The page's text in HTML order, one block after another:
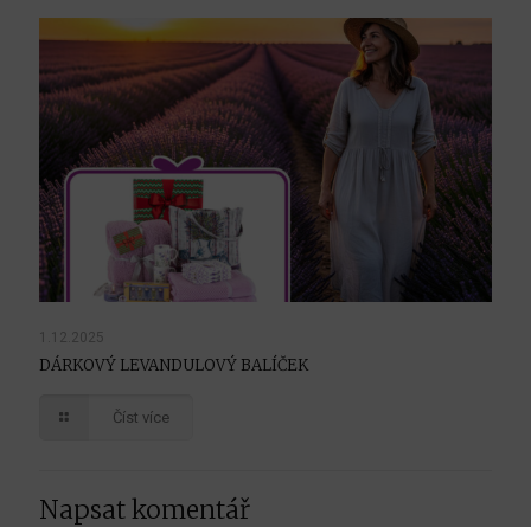
1.12.2025
DÁRKOVÝ LEVANDULOVÝ BALÍČEK
Číst více
Napsat komentář